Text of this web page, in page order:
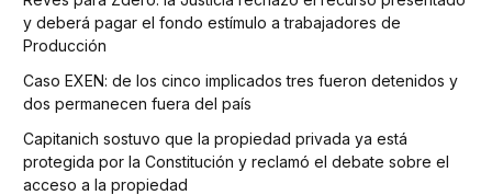
y deberá pagar el fondo estímulo a trabajadores de
Producción
Caso EXEN: de los cinco implicados tres fueron detenidos y
dos permanecen fuera del país
Capitanich sostuvo que la propiedad privada ya está
protegida por la Constitución y reclamó el debate sobre el
acceso a la propiedad